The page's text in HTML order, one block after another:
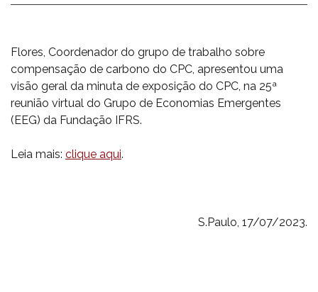
Flores, Coordenador do grupo de trabalho sobre
compensação de carbono do CPC, apresentou uma
visão geral da minuta de exposição do CPC, na 25ª
reunião virtual do Grupo de Economias Emergentes
(EEG) da Fundação IFRS.
Leia mais: clique aqui.
S.Paulo, 17/07/2023.